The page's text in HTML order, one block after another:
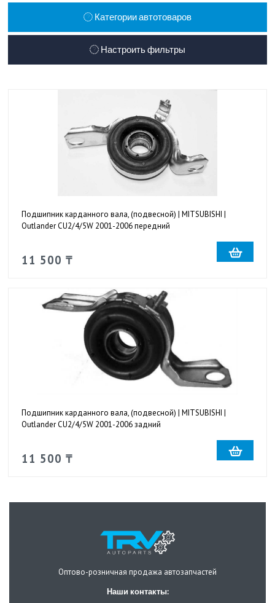
Категории автотоваров
Настроить фильтры
Подшипник карданного вала, (подвесной) | MITSUBISHI |
Outlander CU2/4/5W 2001-2006 передний
11 500 ₸
Подшипник карданного вала, (подвесной) | MITSUBISHI |
Outlander CU2/4/5W 2001-2006 задний
11 500 ₸
Оптово-розничная продажа автозапчастей
Наши контакты: